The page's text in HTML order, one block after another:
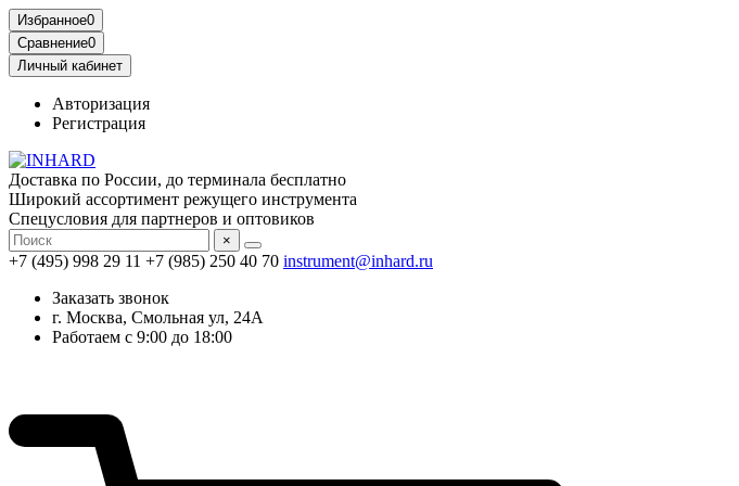
Избранное0
Сравнение0
Личный кабинет
Авторизация
Регистрация
Доставка по России, до терминала бесплатно
Широкий ассортимент режущего инструмента
Спецусловия для партнеров и оптовиков
×
+7 (495) 998 29 11 +7 (985) 250 40 70 instrument@inhard.ru
Заказать звонок
г. Москва, Смольная ул, 24А
Работаем с 9:00 до 18:00